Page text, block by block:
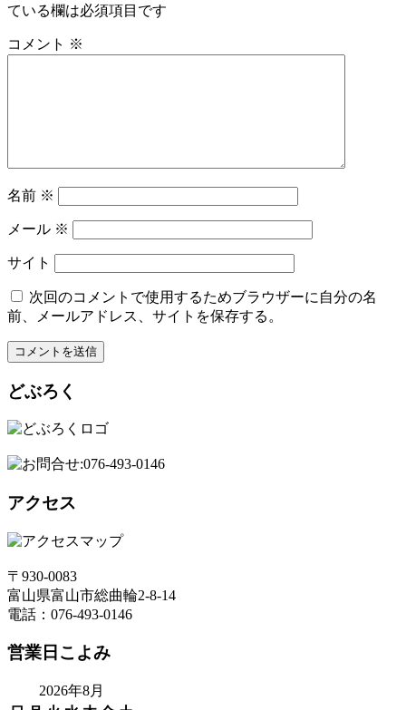
ている欄は必須項目です
コメント ※
名前 ※
メール ※
サイト
次回のコメントで使用するためブラウザーに自分の名
前、メールアドレス、サイトを保存する。
どぶろく
アクセス
〒930-0083
富山県富山市総曲輪2-8-14
電話：076-493-0146
営業日こよみ
2026年8月